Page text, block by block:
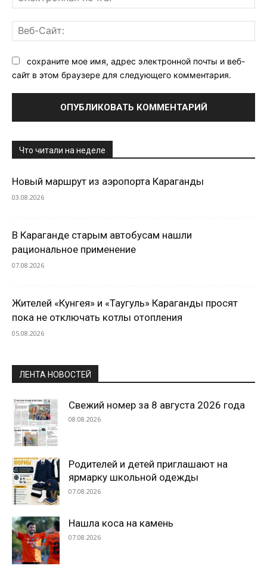
сохраните мое имя, адрес электронной почты и веб-
сайт в этом браузере для следующего комментария.
Что читали на неделе
Новый маршрут из аэропорта Караганды
03.08.2026
В Караганде старым автобусам нашли
рациональное применение
07.08.2026
Жителей «Кунгея» и «Таугуль» Караганды просят
пока не отключать котлы отопления
05.08.2026
ЛЕНТА НОВОСТЕЙ
Свежий номер за 8 августа 2026 года
08.08.2026
Родителей и детей приглашают на
ярмарку школьной одежды
07.08.2026
Нашла коса на камень
07.08.2026